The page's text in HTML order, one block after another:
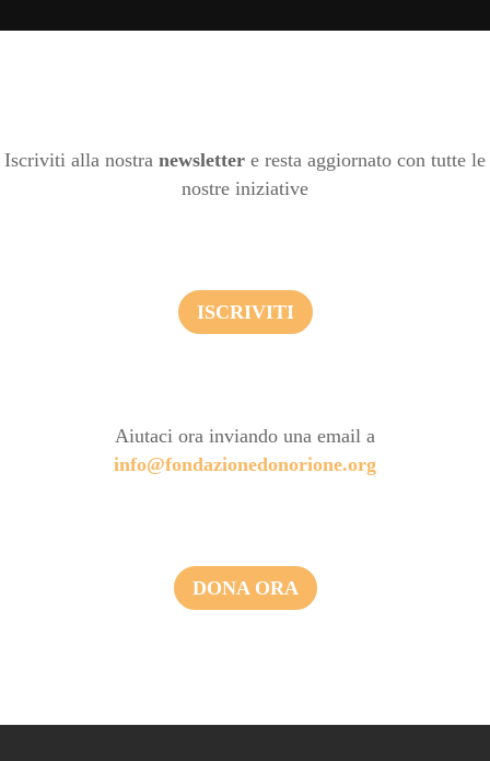
Iscriviti alla nostra newsletter e resta aggiornato con tutte le
nostre iniziative
ISCRIVITI
Aiutaci ora inviando una email a
info@fondazionedonorione.org
DONA ORA